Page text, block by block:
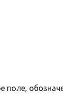
поле,